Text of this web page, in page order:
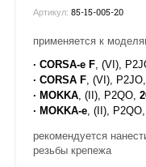
Артикул: 85-15-005-20
применяется к
· CORSA-e F , (VI),
· CORSA F , (VI), P2JO,
· MOKKA , (II), P2QO,
· MOKKA-e , (II), P2QO,
рекомендуется
резьбы крепежа